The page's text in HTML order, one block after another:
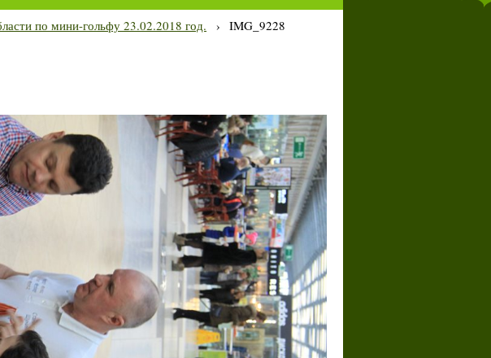
по мини-гольфу 23.02.2018 год. › IMG_9228